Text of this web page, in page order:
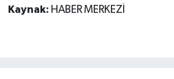
Kaynak: HABER MERKEZİ